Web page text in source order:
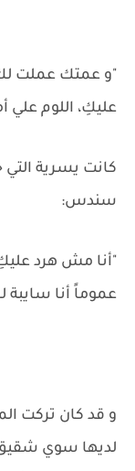
"و عمتك عملت لك
عليكِ، اللوم
كانت يسرية التي
سندس:
"أنا مش هرد
عموماً أنا سايبة
و قد كان تركت
لديها سوي